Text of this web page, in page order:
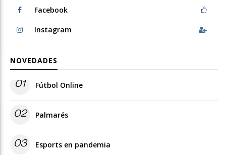
Facebook
Instagram
NOVEDADES
01 Fútbol Online
02 Palmarés
03 Esports en pandemia